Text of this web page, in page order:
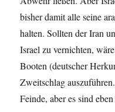
bisher damit alle seine
halten. Sollten der Iran
Israel zu vernichten,
Booten (deutscher
Zweitschlag
Feinde, aber es sind